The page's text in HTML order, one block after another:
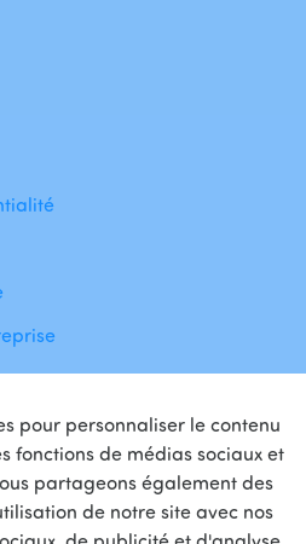
pour personnaliser le contenu
fonctions de médias sociaux et
partageons également des
de notre site avec nos
de